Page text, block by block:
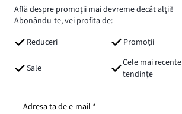
Află despre promoții mai devreme decât alții!
Abonându-te, vei profita de:
Reduceri
Promoții
Sale
Cele mai recente
tendințe
Adresa ta de e-mail *